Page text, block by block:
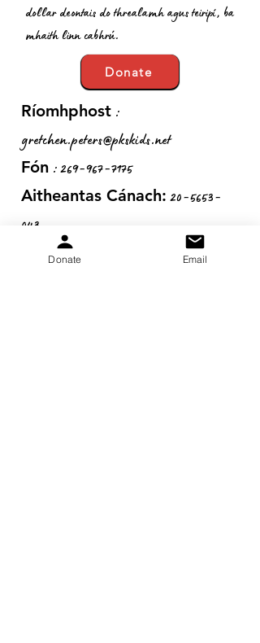
dollar deontais do threalamh agus teiripí, ba
mhaith linn cabhrú.
Donate
Ríomhphost :
gretchen.peters@pkskids.net
Fón :269-967-7175
Aitheantas Cánach: 20-5653-
043
Donate Email